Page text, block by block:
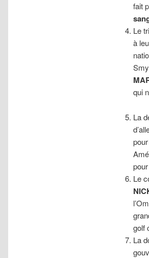
fait
Le
à
qui
La
Le
golf
La